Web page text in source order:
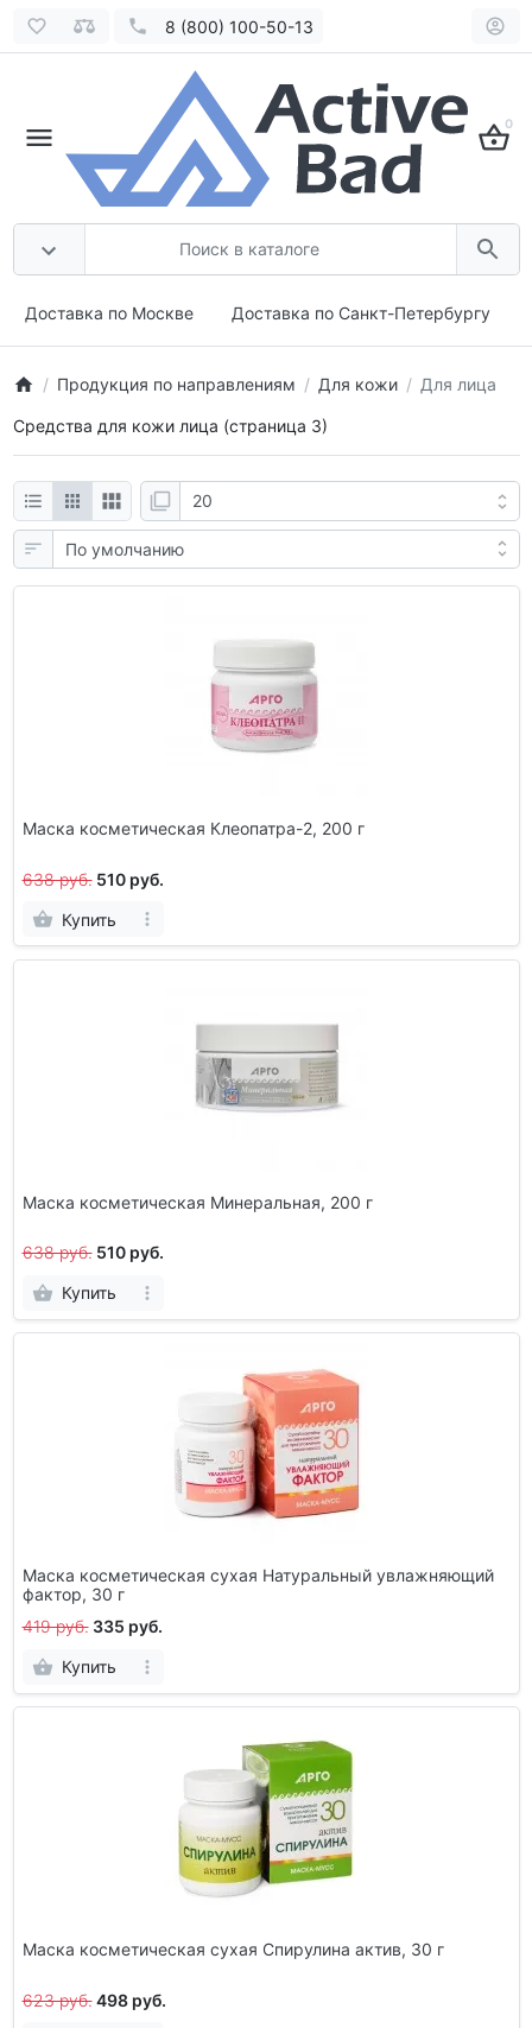
8 (800) 100-50-13
0
Доставка по Москве Доставка по Санкт-Петербургу
Продукция по направлениям Для кожи Для лица
Средства для кожи лица (страница 3)
Маска косметическая Клеопатра-2, 200 г
638 руб. 510 руб.
Купить
Маска косметическая Минеральная, 200 г
638 руб. 510 руб.
Купить
Маска косметическая сухая Натуральный увлажняющий
фактор, 30 г
419 руб. 335 руб.
Купить
Маска косметическая сухая Спирулина актив, 30 г
623 руб. 498 руб.